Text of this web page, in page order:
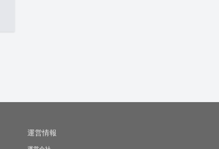
運営情報